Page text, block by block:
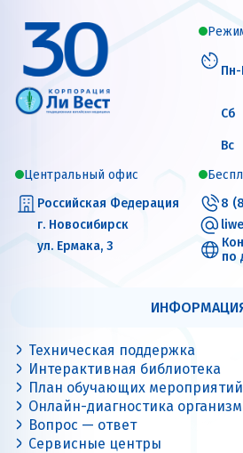
Сб
Вс
Центральный офис
Российская Федерация
г. Новосибирск
ул. Ермака, 3
8
по
Техническая поддержка
Интерактивная библиотека
План обучающих мероприятий
Онлайн-диагностика
Вопрос — ответ
Сервисные центры